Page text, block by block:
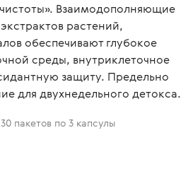
Взаимодополняющие
растений,
обеспечивают глубокое
среды, внутриклеточное
защиту. Предельно
для двухнедельного детокса.
пакетов по 3 капсулы